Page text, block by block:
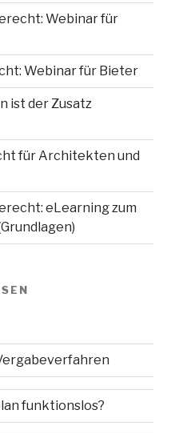
Webinar für
Webinar für Bieter
ist der Zusatz
für Architekten und
eLearning zum
funktionslos?